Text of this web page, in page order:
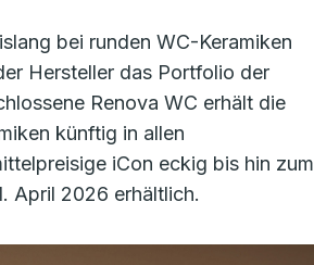
bei runden WC-Keramiken
Hersteller das Portfolio der
Renova WC erhält die
künftig in allen
iCon eckig bis hin zum
April 2026 erhältlich.